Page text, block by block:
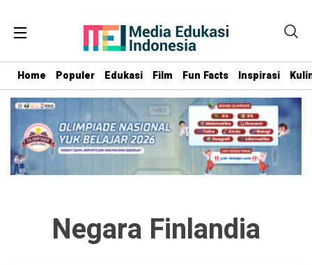
Home Populer Edukasi Film Fun Facts Inspirasi
Negara Finlandia